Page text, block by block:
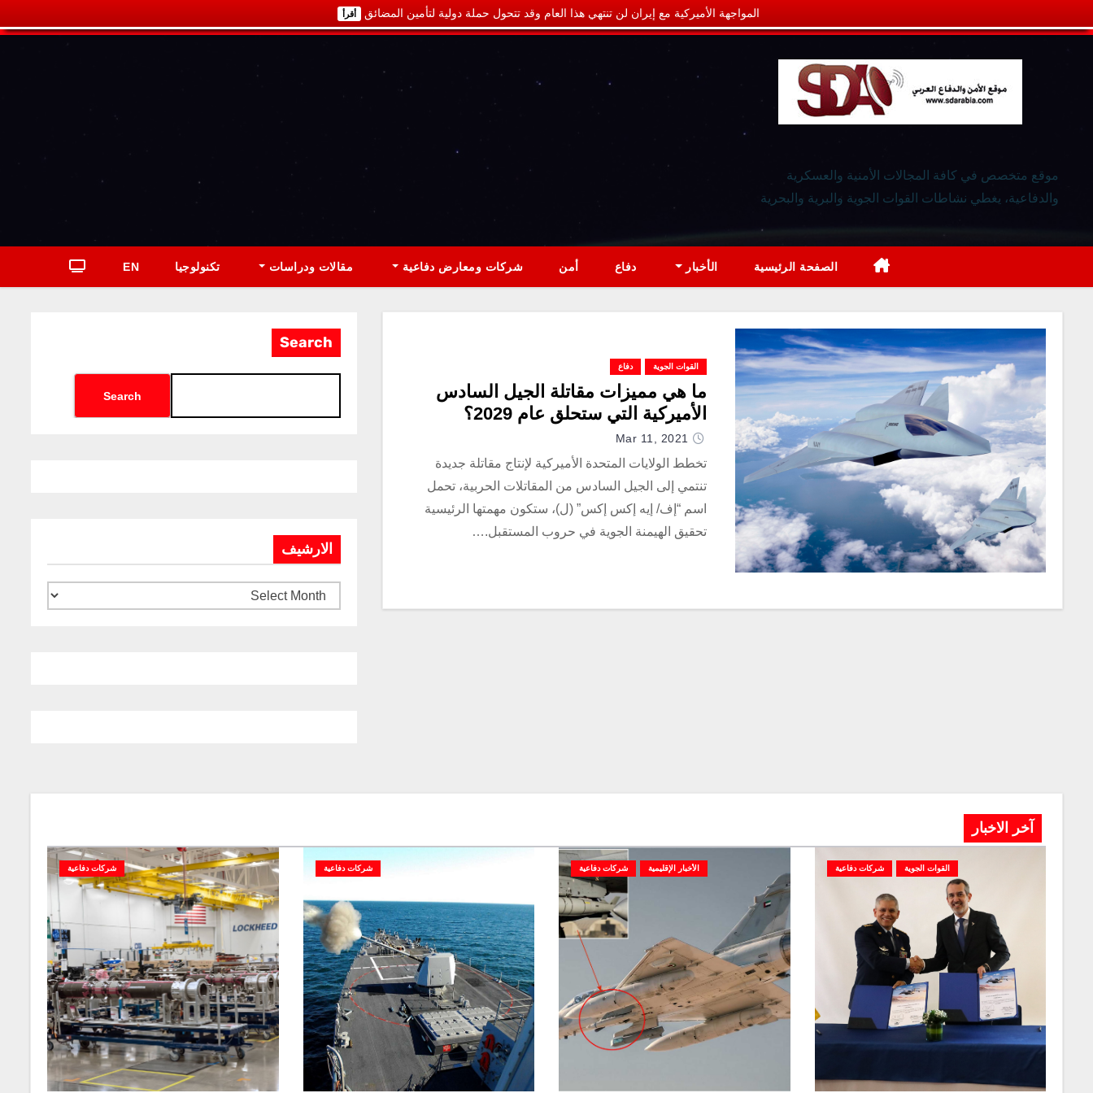
المواجهة الأميركية مع إيران لن تنتهي هذا العام وقد تتحول حملة دولية لتأمين المضائق أقرأ
موقع متخصص في كافة المجالات الأمنية والعسكرية
والدفاعية، يغطي نشاطات القوات الجوية والبرية والبحرية
الصفحة الرئيسية الأخبار دفاع أمن شركات ومعارض دفاعية مقالات ودراسات تكنولوجيا EN
القوات الجوية دفاع
ما هي مميزات مقاتلة الجيل السادس
الأميركية التي ستحلق عام 2029؟
Mar 11, 2021
تخطط الولايات المتحدة الأميركية لإنتاج مقاتلة جديدة
تنتمي إلى الجيل السادس من المقاتلات الحربية، تحمل
اسم “إف/ إيه إكس إكس” (ل)، ستكون مهمتها الرئيسية
تحقيق الهيمنة الجوية في حروب المستقبل.…
Search
Search
الارشيف
آخر الاخبار
القوات الجوية شركات دفاعية الأخبار الإقليمية شركات دفاعية شركات دفاعية شركات دفاعية